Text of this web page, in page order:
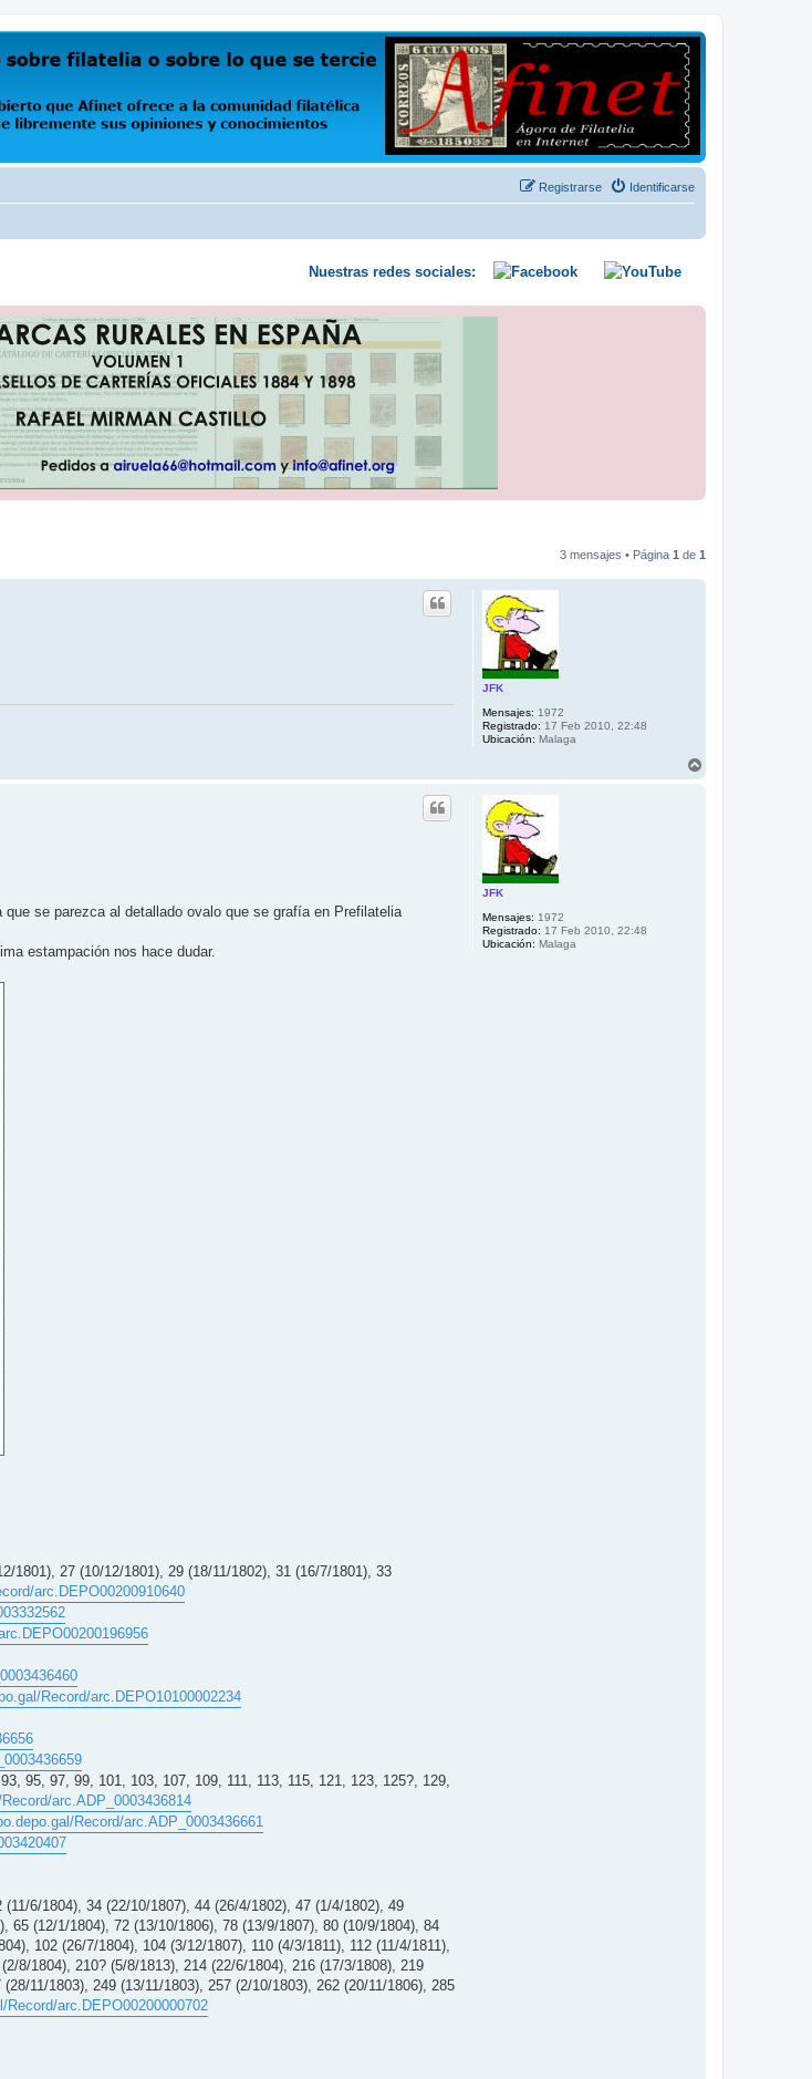
filatélica universal para que exprese libremente sus opiniones y conocimientos
Identificarse
Registrarse
Nuestras redes sociales:
3 mensajes • Página 1 de 1
JFK
Mensajes: 1972
Registrado: 17 Feb 2010, 22:48
Ubicación: Malaga
JFK
Mensajes: 1972
Registrado: 17 Feb 2010, 22:48
Ubicación: Malaga
se parezca al detallado ovalo que se grafía en Prefilatelia
estampación nos hace dudar.
1801), 27 (10/12/1801), 29 (18/11/1802), 31 (16/7/1801), 33
arc.DEPO00200910640
Record/arc.DEPO10100002234
95, 97, 99, 101, 103, 107, 109, 111, 113, 115, 121, 123, 125?, 129,
arc.ADP_0003436814
Record/arc.ADP_0003436661
6/1804), 34 (22/10/1807), 44 (26/4/1802), 47 (1/4/1802), 49
65 (12/1/1804), 72 (13/10/1806), 78 (13/9/1807), 80 (10/9/1804), 84
102 (26/7/1804), 104 (3/12/1807), 110 (4/3/1811), 112 (11/4/1811),
8/1804), 210? (5/8/1813), 214 (22/6/1804), 216 (17/3/1808), 219
11/1803), 249 (13/11/1803), 257 (2/10/1803), 262 (20/11/1806), 285
Record/arc.DEPO00200000702